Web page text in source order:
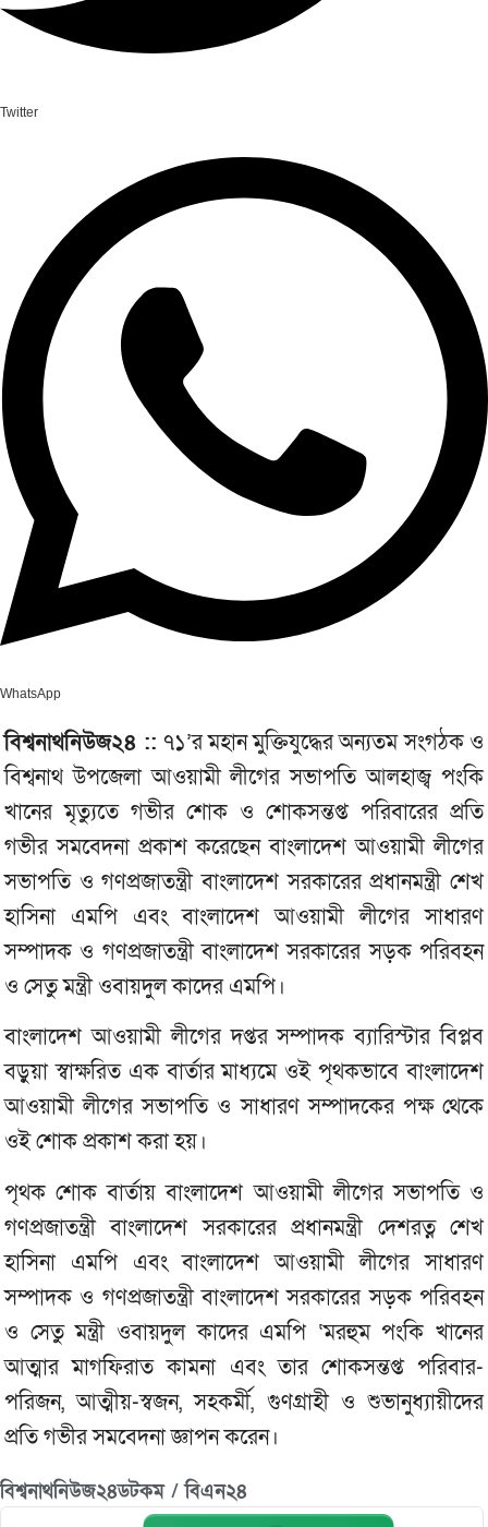
Twitter
WhatsApp
বিশ্বনাথনিউজ২৪ :: ৭১’র মহান মুক্তিযুদ্ধের অন্যতম সংগঠক ও
বিশ্বনাথ উপজেলা আওয়ামী লীগের সভাপতি আলহাজ্ব পংকি
খানের মৃত্যুতে গভীর শোক ও শোকসন্তপ্ত পরিবারের প্রতি
গভীর সমবেদনা প্রকাশ করেছেন বাংলাদেশ আওয়ামী লীগের
সভাপতি ও গণপ্রজাতন্ত্রী বাংলাদেশ সরকারের প্রধানমন্ত্রী শেখ
হাসিনা এমপি এবং বাংলাদেশ আওয়ামী লীগের সাধারণ
সম্পাদক ও গণপ্রজাতন্ত্রী বাংলাদেশ সরকারের সড়ক পরিবহন
ও সেতু মন্ত্রী ওবায়দুল কাদের এমপি।
বাংলাদেশ আওয়ামী লীগের দপ্তর সম্পাদক ব্যারিস্টার বিপ্লব
বড়ুয়া স্বাক্ষরিত এক বার্তার মাধ্যমে ওই পৃথকভাবে বাংলাদেশ
আওয়ামী লীগের সভাপতি ও সাধারণ সম্পাদকের পক্ষ থেকে
ওই শোক প্রকাশ করা হয়।
পৃথক শোক বার্তায় বাংলাদেশ আওয়ামী লীগের সভাপতি ও
গণপ্রজাতন্ত্রী বাংলাদেশ সরকারের প্রধানমন্ত্রী দেশরত্ন শেখ
হাসিনা এমপি এবং বাংলাদেশ আওয়ামী লীগের সাধারণ
সম্পাদক ও গণপ্রজাতন্ত্রী বাংলাদেশ সরকারের সড়ক পরিবহন
ও সেতু মন্ত্রী ওবায়দুল কাদের এমপি ‘মরহুম পংকি খানের
আত্মার মাগফিরাত কামনা এবং তার শোকসন্তপ্ত পরিবার-
পরিজন, আত্মীয়-স্বজন, সহকর্মী, গুণগ্রাহী ও শুভানুধ্যায়ীদের
প্রতি গভীর সমবেদনা জ্ঞাপন করেন।
বিশ্বনাথনিউজ২৪ডটকম / বিএন২৪